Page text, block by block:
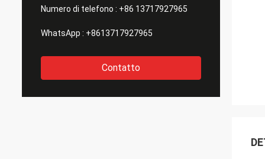
Numero di telefono : +86 13717927965
WhatsApp : +8613717927965
Contatto